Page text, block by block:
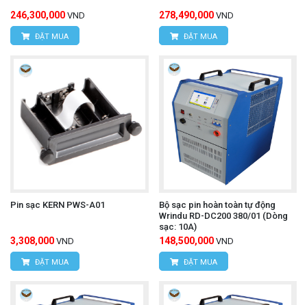
246,300,000 VND
ĐẶT MUA
278,490,000 VND
ĐẶT MUA
Pin sạc KERN PWS-A01
3,308,000 VND
ĐẶT MUA
Bộ sạc pin hoàn toàn tự động
Wrindu RD-DC200 380/01 (Dòng
sạc: 10A)
148,500,000 VND
ĐẶT MUA